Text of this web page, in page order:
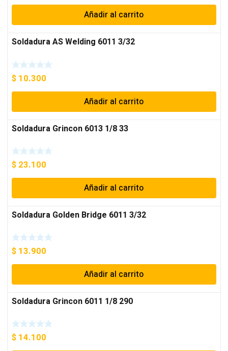
Añadir al carrito
Soldadura AS Welding 6011 3/32
$ 10.300
Añadir al carrito
Soldadura Grincon 6013 1/8 33
$ 23.100
Añadir al carrito
Soldadura Golden Bridge 6011 3/32
$ 13.900
Añadir al carrito
Soldadura Grincon 6011 1/8 290
$ 14.100